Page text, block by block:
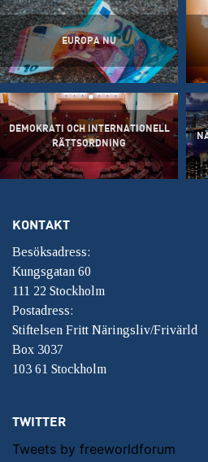
EUROPA NU
DEMOKRATI OCH INTERNATIONELL
RÄTTSORDNING
KONTAKT
Besöksadress:
Kungsgatan 60
111 22 Stockholm
Postadress:
Stiftelsen Fritt Näringsliv/Frivärld
Box 3037
103 61 Stockholm
TWITTER
Tweets by freeworldforum